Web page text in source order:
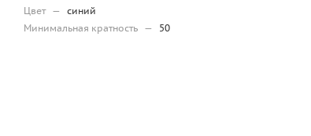
Цвет — синий
Минимальная кратность — 50